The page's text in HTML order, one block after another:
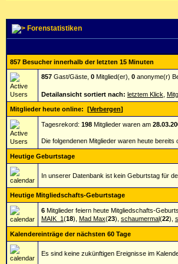
Forenstatistiken
857 Besucher innerhalb der letzten 15 Minuten
857Gast/Gäste, 0Mitglied(er), 0anonyme(r)
Detailansicht sortiert nach: letztem Klick
Mitglieder heute online: [Verbergen]
Tagesrekord: 198Mitglieder waren am
Die folgendenen Mitglieder waren heute bereits
Heutige Geburtstage
In unserer Datenbank ist kein Geburtstag für
Heutige Mitgliedschafts-Geburtstage
6Mitglieder feiern heute Mitgliedschafts-
MAIK_1(18), Mad Max(23), schaumermal(22),
Kalendereinträge der nächsten 60 Tage
Es sind keine zukünftigen Ereignisse im